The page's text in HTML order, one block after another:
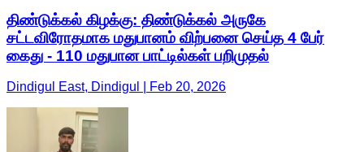
திண்டுக்கல் கிழக்கு: திண்டுக்கல் அருகே
சட்டவிரோதமாக மதுபானம் விற்பனை செய்த 4 பேர்
கைது - 110 மதுபான பாட்டில்கள் பறிமுதல்
Dindigul East, Dindigul | Feb 20, 2026